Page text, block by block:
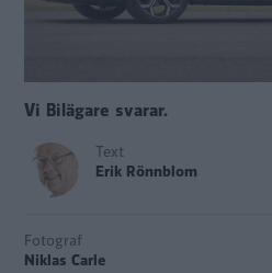
Vi Bilägare svarar.
Text
Erik Rönnblom
Fotograf
Niklas Carle